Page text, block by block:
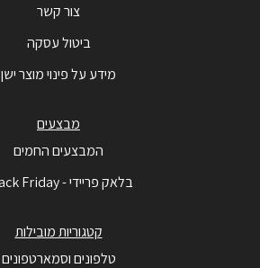
צור קשר
ביטול עסקה
מידע על פינוי מוצר ישן
מבצעים
המבצעים החמים
בלאק פריידי - Black Friday
קטגוריות מובילות
טלפונים וסמארטפונים